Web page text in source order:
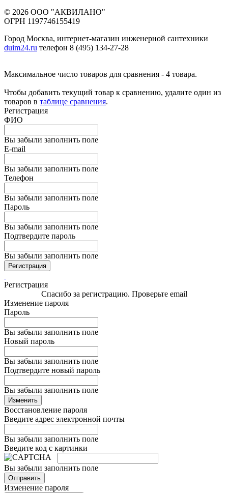
© 2026 ООО "АКВИЛАНО"
ОГРН 1197746155419
Город Москва, интернет-магазин инженерной сантехники
duim24.ru телефон 8 (495) 134-27-28
Максимальное число товаров для сравнения - 4 товара.
Чтобы добавить текущий товар к сравнению, удалите один из
товаров в таблице сравнения.
Регистрация
ФИО
Вы забыли заполнить поле
E-mail
Вы забыли заполнить поле
Телефон
Вы забыли заполнить поле
Пароль
Вы забыли заполнить поле
Подтвердите пароль
Вы забыли заполнить поле
Регистрация
Регистрация
Спасибо за регистрацию. Проверьте email
Изменение пароля
Пароль
Вы забыли заполнить поле
Новый пароль
Вы забыли заполнить поле
Подтвердите новый пароль
Вы забыли заполнить поле
Изменить
Восстановление пароля
Введите адрес электронной почты
Вы забыли заполнить поле
Введите код с картинки
Вы забыли заполнить поле
Отправить
Изменение пароля